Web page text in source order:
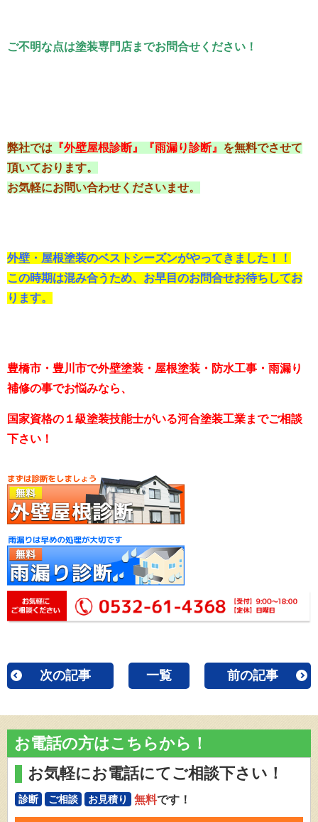
ご不明な点は塗装専門店までお問合せください！
弊社では 『外壁屋根診断』『雨漏り診断』 を無料でさせて
頂いております。
お気軽にお問い合わせくださいませ。
外壁・屋根塗装のベストシーズンがやってきました！！
この時期は混み合うため、お早目のお問合せお待ちしてお
ります。
豊橋市・豊川市で外壁塗装・屋根塗装・防水工事・雨漏り
補修の事でお悩みなら、
国家資格の１級塗装技能士がいる河合塗装工業までご相談
下さい！
次の記事 一覧 前の記事
お電話の方はこちらから！
お気軽にお電話にてご相談下さい！
診断 ご相談 お見積り 無料です！